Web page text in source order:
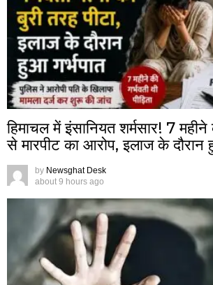
हिमाचल में इंसानियत शर्मसार! 7 महीने
से मारपीट का आरोप, इलाज के दौरान
by Newsghat Desk
about 9 hours ago